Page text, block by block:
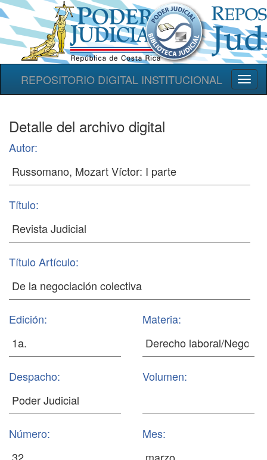
REPOSITORIO DIGITAL INSTITUCIONAL
Detalle del archivo digital
Autor:
Título:
Título Artículo:
Edición: Materia:
Despacho: Volumen:
Número: Mes: